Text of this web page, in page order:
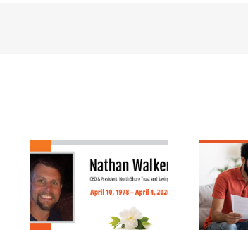
Financiera en
Illinois: Conceptos
básicos sobre la
elaboración de